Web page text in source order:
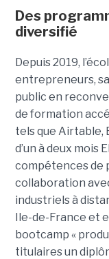
Des
diversifié
Depuis 2019,
entrepreneurs,
public en
de formation
tels que Airtable,
d’un à deux mois
compétences de
collaboration
industriels à
Ile-de-France et
bootcamp «
titulaires un